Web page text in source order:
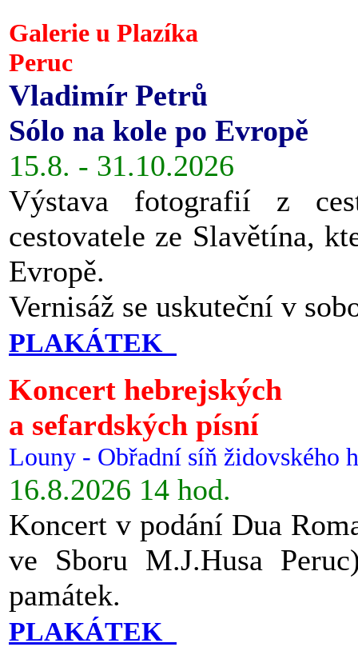
Galerie u Plazíka
Peruc
Vladimír Petrů
Sólo na kole po Evropě
15.8. - 31.10.2026
Výstava fotografií z
cestovatele ze Slavětína,
Evropě.
Vernisáž se uskuteční v
PLAKÁTEK
Koncert hebrejských
a sefardských písní
Louny - Obřadní síň židovského
16.8.2026 14 hod.
Koncert v podání Dua
ve Sboru M.J.Husa
památek.
PLAKÁTEK